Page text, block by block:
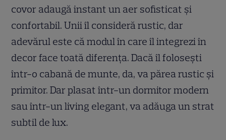
covor adaugă instant un aer sofisticat și
confortabil. Unii îl consideră rustic, dar
adevărul este că modul în care îl integrezi în
decor face toată diferența. Dacă îl folosești
într-o cabană de munte, da, va părea rustic și
primitor. Dar plasat într-un dormitor modern
sau într-un living elegant, va adăuga un strat
subtil de lux.